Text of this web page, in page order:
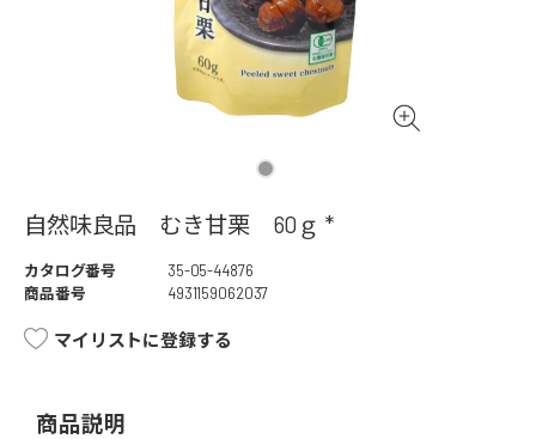
自然味良品 むき甘栗 60ｇ *
カタログ番号
35-05-44876
商品番号
4931159062037
マイリストに登録する
商品説明